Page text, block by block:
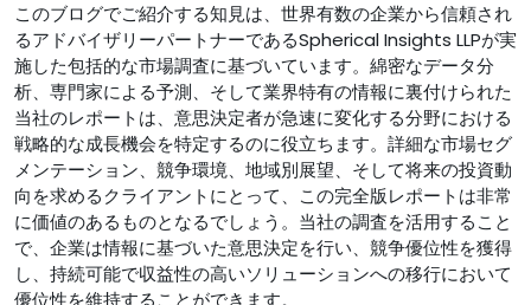
このブログでご紹介する知見は、世界有数の企業から信頼され
るアドバイザリーパートナーであるSpherical Insights LLPが実
施した包括的な市場調査に基づいています。綿密なデータ分
析、専門家による予測、そして業界特有の情報に裏付けられた
当社のレポートは、意思決定者が急速に変化する分野における
戦略的な成長機会を特定するのに役立ちます。詳細な市場セグ
メンテーション、競争環境、地域別展望、そして将来の投資動
向を求めるクライアントにとって、この完全版レポートは非​​常
に価値のあるものとなるでしょう。当社の調査を活用すること
で、企業は情報に基づいた意思決定を行い、競争優位性を獲得
し、持続可能で収益性の高いソリューションへの移行において
優位性を維持することができます。